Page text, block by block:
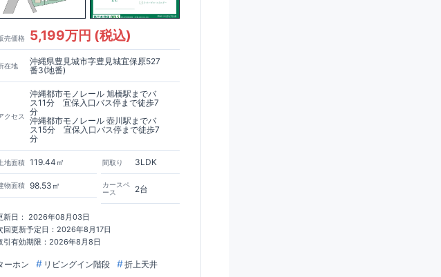
売価格 5,199万円 (税込)
在地
沖縄県豊見城市字豊見城宜保原527
番3(地番)
クセス
沖縄都市モノレール 旭橋駅までバ
ス11分 宜保入口バス停まで徒歩7
分
沖縄都市モノレール 壺川駅までバ
ス15分 宜保入口バス停まで徒歩7
分
地面積 119.44㎡
物面積 98.53㎡
間取り 3LDK
カースペ
ース
2台
新日： 2026年08月03日
回更新予定日：2026年8月17日
引有効期限：2026年8月8日
ーホン リビングイン階段
折上天井